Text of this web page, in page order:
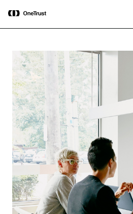
OneTrust nominata “Visionaria” nel
Magic Quadrant™ 2026 di Gartner®
per le piattaforme di governance